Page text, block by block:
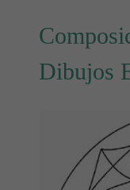
Dibujos